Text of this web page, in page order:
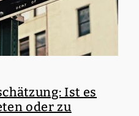
Ist es
oder zu